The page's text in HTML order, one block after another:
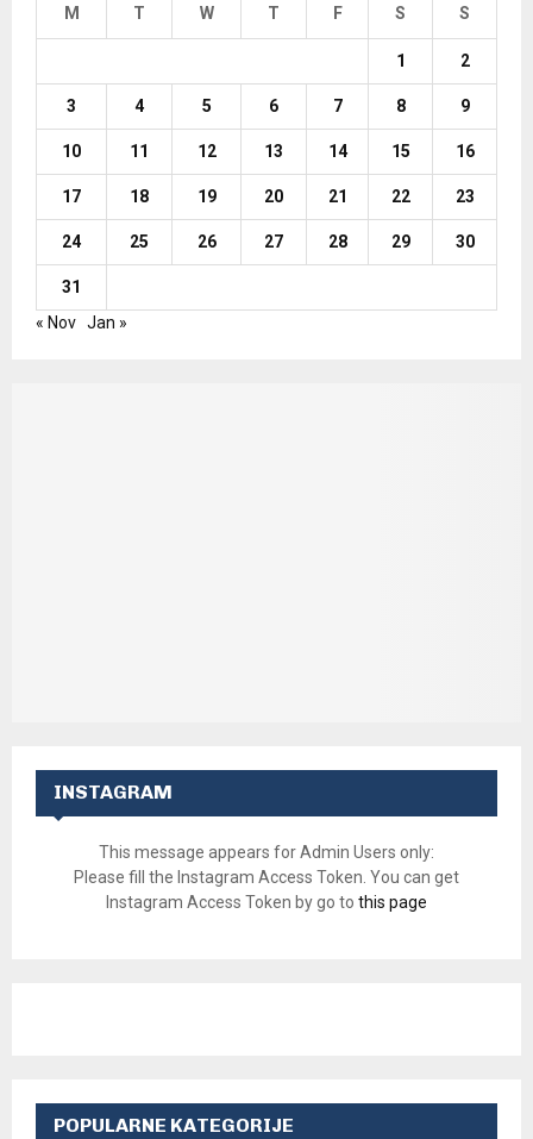
M T W T F S S
1 2
3 4 5 6 7 8 9
10 11 12 13 14 15 16
17 18 19 20 21 22 23
24 25 26 27 28 29 30
31
« Nov Jan »
INSTAGRAM
This message appears for Admin Users only:
Please fill the Instagram Access Token. You can get
Instagram Access Token by go to this page
POPULARNE KATEGORIJE